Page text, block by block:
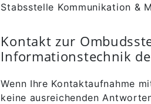
Stabsstelle Kommunikation &
Kontakt zur
Informationstechnik
Wenn Ihre Kontaktaufnahme
keine ausreichenden